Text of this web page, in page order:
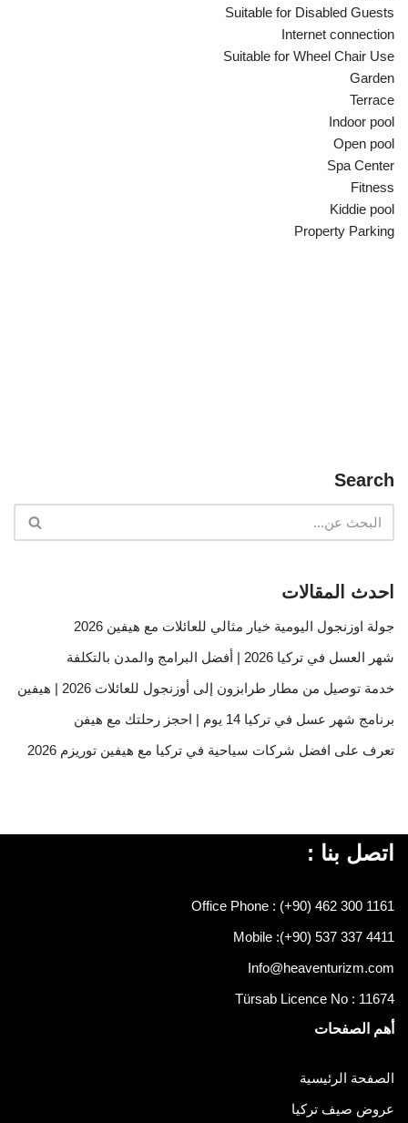
Suitable for Disabled Guests
Internet connection
Suitable for Wheel Chair Use
Garden
Terrace
Indoor pool
Open pool
Spa Center
Fitness
Kiddie pool
Property Parking
Search
احدث المقالات
جولة اوزنجول اليومية خيار مثالي للعائلات مع هيفين 2026
شهر العسل في تركيا 2026 | أفضل البرامج والمدن بالتكلفة
خدمة توصيل من مطار طرابزون إلى أوزنجول للعائلات 2026 | هيفين
برنامج شهر عسل في تركيا 14 يوم | احجز رحلتك مع هيفن
تعرف على افضل شركات سياحية في تركيا مع هيفين توريزم 2026
اتصل بنا :
Office Phone : (+90) 462 300 1161
Mobile :(+90) 537 337 4411
Info@heaventurizm.com
Türsab Licence No : 11674
أهم الصفحات
الصفحة الرئيسية
عروض صيف تركيا